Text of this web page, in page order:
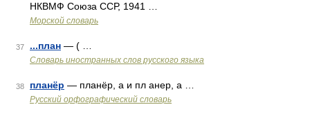
НКВМФ Союза ССР, 1941 …
Морской словарь
37 ...план — ( …
Словарь иностранных слов русского языка
38 планёр — планёр, а и пл анер, а …
Русский орфографический словарь